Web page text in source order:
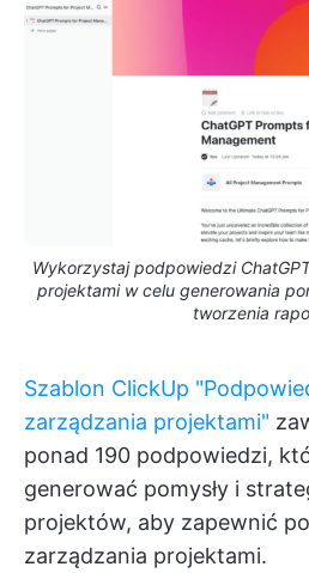
Wykorzystaj podpowiedzi
projektami w celu generowania
tworzenia
Szablon ClickUp
zarządzania projektami"
ponad 190 podpowiedzi,
generować pomysły i
projektów, aby zapewnić
zarządzania projektami.